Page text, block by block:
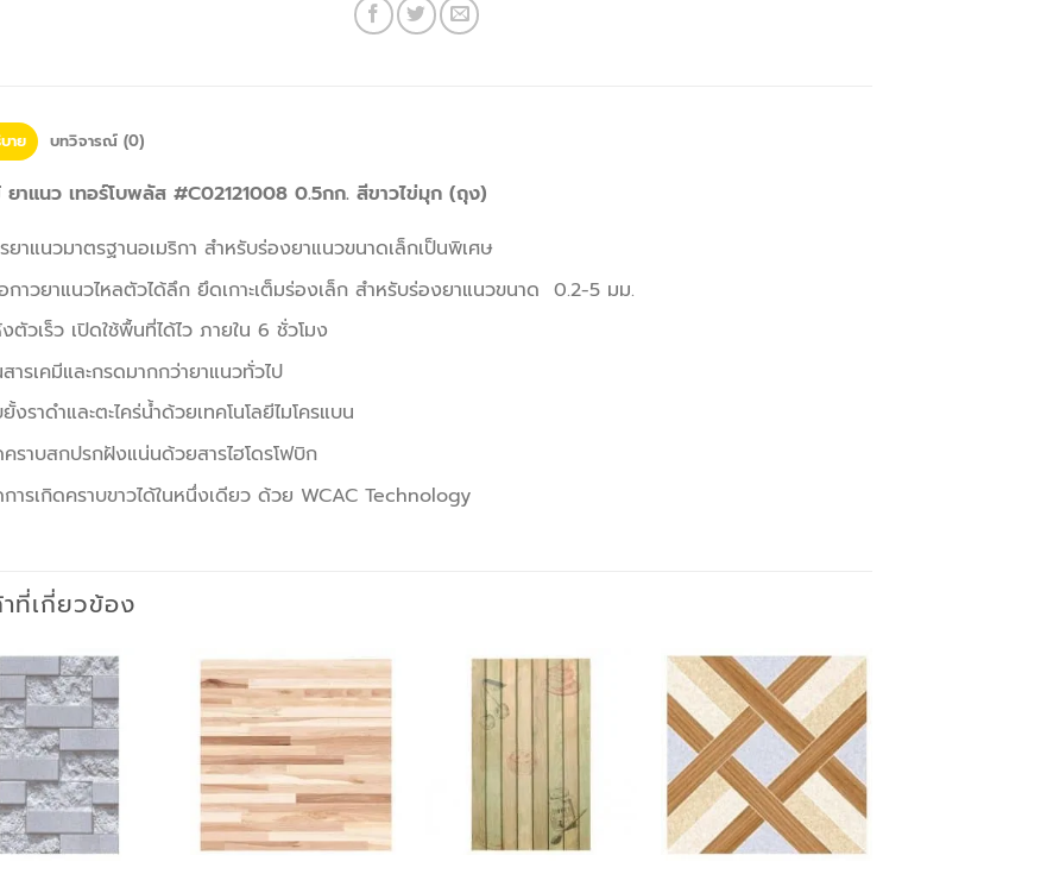
าย บทวิจารณ์ (0)
ยาแนว เทอร์โบพลัส #C02121008 0.5กก. สีขาวไข่มุก (ถุง)
ยาแนวมาตรฐานอเมริกา สำหรับร่องยาแนวขนาดเล็กเป็นพิเศษ
กาวยาแนวไหลตัวได้ลึก ยึดเกาะเต็มร่องเล็ก สำหรับร่องยาแนวขนาด 0.2-5 มม.
ตัวเร็ว เปิดใช้พื้นที่ได้ไว ภายใน 6 ชั่วโมง
ารเคมีและกรดมากกว่ายาแนวทั่วไป
งราดำและตะไคร่น้ำด้วยเทคโนโลยีไมโครแบน
ราบสกปรกฝังแน่นด้วยสารไฮโดรโฟบิก
ารเกิดคราบขาวได้ในหนึ่งเดียว ด้วย WCAC Technology
ที่เกี่ยวข้อง